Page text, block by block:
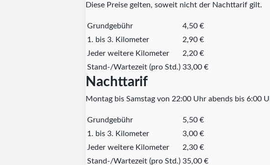
Diese Preise gelten, soweit nicht der Nachttarif gilt.
Grundgebühr
4,50 €
1. bis 3. Kilometer
2,90 €
Jeder weitere Kilometer
2,20 €
Stand-/Wartezeit (pro Std.) 33,00 €
Nachttarif
Montag bis Samstag von 22:00 Uhr abends bis 6:00
Grundgebühr
5,50 €
1. bis 3. Kilometer
3,00 €
Jeder weitere Kilometer
2,30 €
Stand-/Wartezeit (pro Std.) 35,00 €